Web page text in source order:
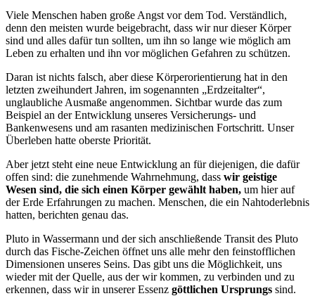
Viele Menschen haben große Angst vor dem Tod. Verständlich,
denn den meisten wurde beigebracht, dass wir nur dieser Körper
sind und alles dafür tun sollten, um ihn so lange wie möglich am
Leben zu erhalten und ihn vor möglichen Gefahren zu schützen.
Daran ist nichts falsch, aber diese Körperorientierung hat in den
letzten zweihundert Jahren, im sogenannten „Erdzeitalter“,
unglaubliche Ausmaße angenommen. Sichtbar wurde das zum
Beispiel an der Entwicklung unseres Versicherungs- und
Bankenwesens und am rasanten medizinischen Fortschritt. Unser
Überleben hatte oberste Priorität.
Aber jetzt steht eine neue Entwicklung an für diejenigen, die dafür
offen sind: die zunehmende Wahrnehmung, dass wir geistige
Wesen sind, die sich einen Körper gewählt haben, um hier auf
der Erde Erfahrungen zu machen. Menschen, die ein Nahtoderlebnis
hatten, berichten genau das.
Pluto in Wassermann und der sich anschließende Transit des Pluto
durch das Fische-Zeichen öffnet uns alle mehr den feinstofflichen
Dimensionen unseres Seins. Das gibt uns die Möglichkeit, uns
wieder mit der Quelle, aus der wir kommen, zu verbinden und zu
erkennen, dass wir in unserer Essenz göttlichen Ursprungs sind.